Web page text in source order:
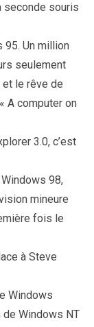
seconde souris
95. Un million
seulement
et le rêve de
A computer on
3.0, c’est
98,
mineure
fois le
à Steve
Windows
de Windows NT